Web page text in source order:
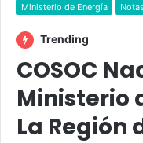
Ministerio de Energía
Trending
COSOC
Ministerio
La Región